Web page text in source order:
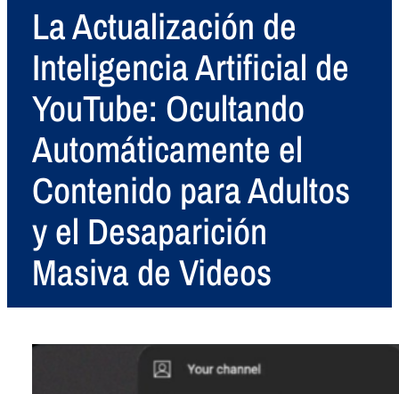
La Actualización de
Inteligencia Artificial de
YouTube: Ocultando
Automáticamente el
Contenido para Adultos
y el Desaparición
Masiva de Videos